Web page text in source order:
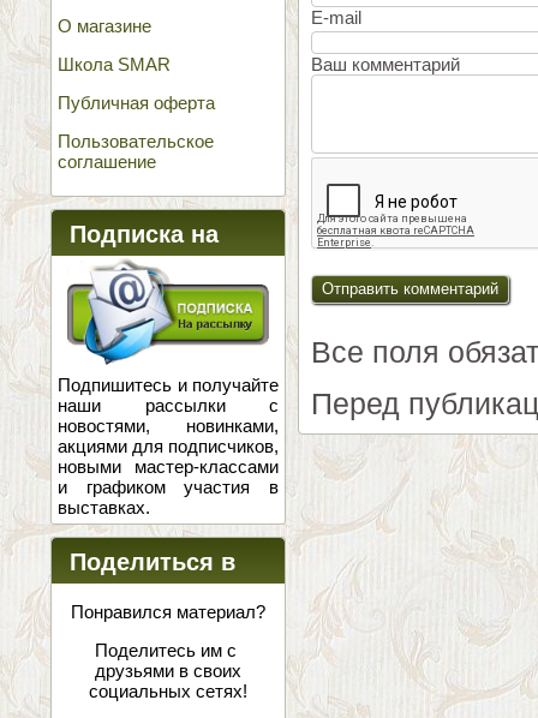
О магазине
Школа SMAR
Публичная оферта
Пользовательское
соглашение
Подписка на
новости
Подпишитесь и получайте
наши рассылки с
новостями, новинками,
акциями для подписчиков,
новыми мастер-классами
и графиком участия в
выставках.
Поделиться в
соцсетях
Понравился материал?
Поделитесь им с
друзьями в своих
социальных сетях!
E-mail
Ваш комментарий
Все поля
Перед